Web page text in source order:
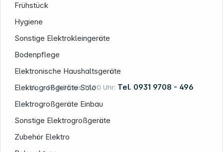
Mo. – Fr. 8:00 bis 17:00 Uhr: Tel. 0931 9708 - 496
Frühstück
Hygiene
Sonstige Elektrokleingeräte
Bodenpflege
Elektronische Haushaltsgeräte
Elektrogroßgeräte Solo
Elektrogroßgeräte Einbau
Sonstige Elektrogroßgeräte
Zubehör Elektro
Informationen
Rechtliches